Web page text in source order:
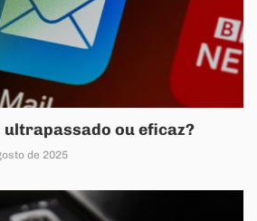
ultrapassado ou eficaz?
de 2025